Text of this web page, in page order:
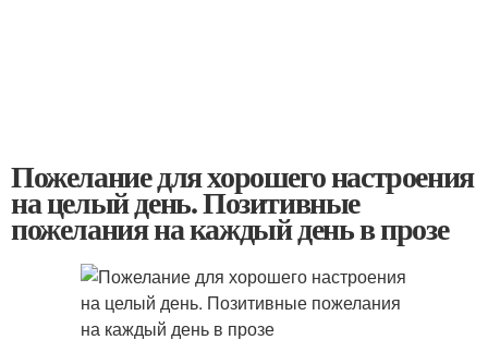
Пожелание для хорошего настроения
на целый день. Позитивные
пожелания на каждый день в прозе